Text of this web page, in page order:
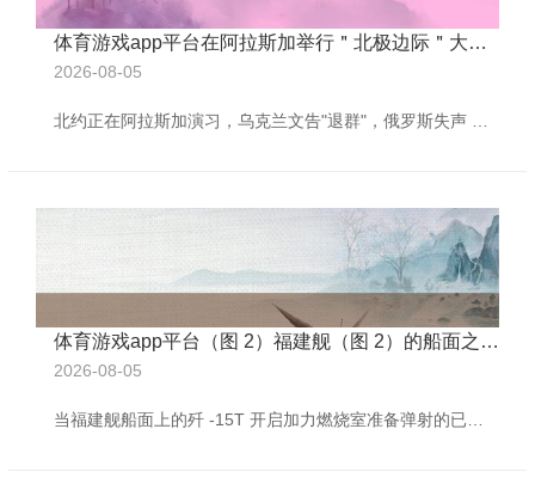
体育游戏app平台在阿拉斯加举行＂北极边际＂大界限军事演习-🔥ayx手机版登录(综合)官方网站入口/网页版/安卓/电脑版
2026-08-05
北约正在阿拉斯加演习，乌克兰文告"退群"，俄罗斯失声 据俄罗斯卫星社 8 月 14 日报说念，乌克兰政府倏得文告，决定退出独联体框架内，成员国热切情况下从第三国撤侨互助公约。 与此同期，好意思国特种部队则正和北约部队，在阿拉斯加举行"北极边际"大界限军事演习。 这一连串动作让行将召开的好意思俄峰会蒙上了暗影，也让全国观点聚焦于这场，可能影响地缘政事花式的要道会谈。 俄媒报说念截图 据白宫方面炫耀，这次峰会将于 8 月 15 日，在阿拉斯加州安克雷奇的埃尔门多夫 - 理查森纠合基地举行。这一地方
体育游戏app平台（图 2）福建舰（图 2）的船面之下藏匿更大高明-🔥ayx手机版登录(综合)官方网站入口/网页版/安卓/电脑版
2026-08-05
当福建舰船面上的歼 -15T 开启加力燃烧室准备弹射的已而体育游戏app平台，中国舟师正在改写太平洋的力量方程式。 这艘大师第二艘装备电磁弹射的航母，用密集的第八轮海试向寰球宣告：自若军仍是突破了 STOBAR 到 CATOBAR 的时代天堑。 比拟好意思国福特号电磁弹射器长达七年的故障阵痛期，中国选拔径直向上蒸汽弹射的决策，正展现出惊东说念主的后发上风——福建舰从电磁弹射陆地测试到海上实测仅用 18 个月，这种速率背后是咱们在电力系统整合、能量回收等要道鸿沟的突破。 （图 1） 歼 -15T